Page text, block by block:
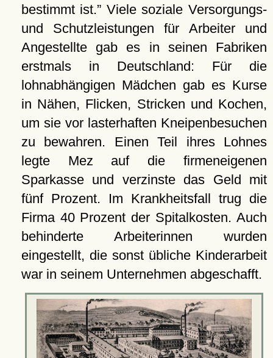
bestimmt ist.
Viele soziale Versorgungs-
und Schutzleistungen für Arbeiter und
Angestellte gab es in seinen Fabriken
erstmals in Deutschland: Für die
lohnabhängigen Mädchen gab es Kurse
in Nähen, Flicken, Stricken und Kochen,
um sie vor lasterhaften Kneipenbesuchen
zu bewahren. Einen Teil ihres Lohnes
legte Mez auf die firmeneigenen
Sparkasse und verzinste das Geld mit
fünf Prozent. Im Krankheitsfall trug die
Firma 40 Prozent der Spitalkosten. Auch
behinderte Arbeiterinnen wurden
eingestellt, die sonst übliche Kinderarbeit
war in seinem Unternehmen abgeschafft.